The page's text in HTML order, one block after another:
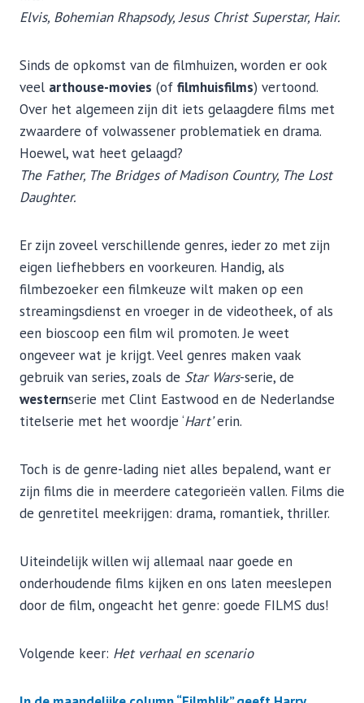
Elvis, Bohemian Rhapsody, Jesus Christ Superstar, Hair.
Sinds de opkomst van de filmhuizen, worden er ook
veel arthouse-movies (of filmhuisfilms) vertoond.
Over het algemeen zijn dit iets gelaagdere films met
zwaardere of volwassener problematiek en drama.
Hoewel, wat heet gelaagd?
The Father, The Bridges of Madison Country, The Lost
Daughter.
Er zijn zoveel verschillende genres, ieder zo met zijn
eigen liefhebbers en voorkeuren. Handig, als
filmbezoeker een filmkeuze wilt maken op een
streamingsdienst en vroeger in de videotheek, of als
een bioscoop een film wil promoten. Je weet
ongeveer wat je krijgt. Veel genres maken vaak
gebruik van series, zoals de Star Wars-serie, de
westernserie met Clint Eastwood en de Nederlandse
titelserie met het woordje ‘Hart’erin.
Toch is de genre-lading niet alles bepalend, want er
zijn films die in meerdere categorieën vallen. Films die
de genretitel meekrijgen: drama, romantiek, thriller.
Uiteindelijk willen wij allemaal naar goede en
onderhoudende films kijken en ons laten meeslepen
door de film, ongeacht het genre: goede FILMS dus!
Volgende keer: Het verhaal en scenario